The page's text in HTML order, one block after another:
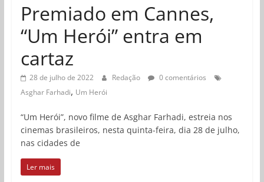
Premiado em Cannes,
“Um Herói” entra em
cartaz
28 de julho de 2022 Redação
0 comentários
Asghar Farhadi, Um Herói
“Um Herói”, novo filme de Asghar Farhadi, estreia nos
cinemas brasileiros, nesta quinta-feira, dia 28 de julho,
nas cidades de
Ler mais